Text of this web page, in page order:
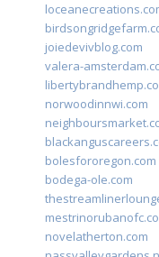
joiedevivblog.com
valera-
norwoodinnwi.com
bolesfororegon.com
bodega-ole.com
novelatherton.com